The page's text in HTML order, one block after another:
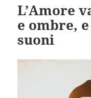
L’Amore
e ombre,
suoni